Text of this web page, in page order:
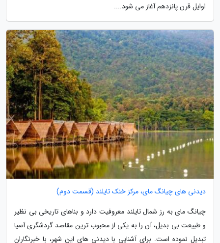
اوایل قرن پانزدهم آغاز می شود....
دیدنی های چیانگ مای، مرکز خنک تایلند (قسمت دوم)
چیانگ مای به رز شمال تایلند معروفیت دارد و بناهای تاریخی بی نظیر
و طبیعت بی بدیل، آن را به یکی از محبوب ترین مقاصد گردشگری آسیا
تبدیل نموده است. برای آشنایی با دیدنی های این شهر، با خبرنگاران